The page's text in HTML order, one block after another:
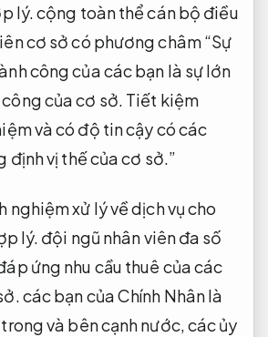
lý.cộng toàn thể cán bộ điều
cơ sở có phương châm “Sự
công của các bạn là sự lớn
của cơ sở. Tiết kiệm
và có độ tin cậy có các
định vị thế của cơ sở.”
nghiệm xử lý về dịch vụ cho
lý. đội ngũ nhân viên đa số
ứng nhu cầu thuê của các
các bạn của Chính Nhân là
và bên cạnh nước, các ủy